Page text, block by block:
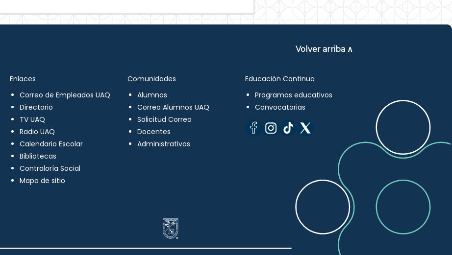
Volver arriba ∧
Enlaces
Correo de Empleados UAQ
Directorio
TV UAQ
Radio UAQ
Calendario Escolar
Bibliotecas
Contraloría Social
Mapa de sitio
Comunidades
Alumnos
Correo Alumnos UAQ
Solicitud Correo
Docentes
Administrativos
Educación Continua
Programas educativos
Convocatorias